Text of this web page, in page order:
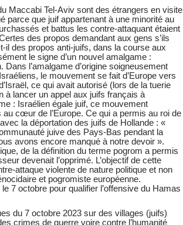
Maccabi Tel-Aviv sont des étrangers en visite
parce que juif appartenant à une minorité au
et battus les contre-attaquant étaient
des propos demandant aux gens s’ils
il des propos anti-juifs, dans la course aux
le signe d’un nouvel amalgame :
l’amalgame d’origine soigneusement
le mouvement se fait d’Europe vers
ce qui avait autorisé (lors de la tuerie
à lancer un appel aux juifs français à
: Israélien égale juif, ce mouvement
cœur de l’Europe. Ce qui a permis au roi de
la déportation des juifs de Hollande : «
juive des Pays-Bas pendant la
avons encore manqué à notre devoir ».
de la définition du terme pogrom a permis
devenait l’opprimé. L’objectif de cette
attaque violente de nature politique et non
et pogromiste européenne.
7 octobre pour qualifier l’offensive du Hamas
du 7 octobre 2023 sur des villages (juifs)
crimes de guerre voire contre l’humanité